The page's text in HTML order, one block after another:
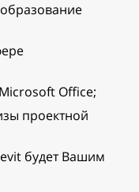
Office;
проектной
будет Вашим